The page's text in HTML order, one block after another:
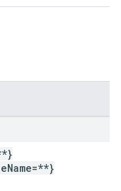
Name=**}